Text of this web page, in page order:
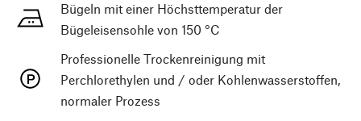
Bügeln mit einer Höchsttemperatur der
Bügeleisensohle von 150 °C
Professionelle Trockenreinigung mit
Perchlorethylen und / oder Kohlenwasserstoffen,
normaler Prozess